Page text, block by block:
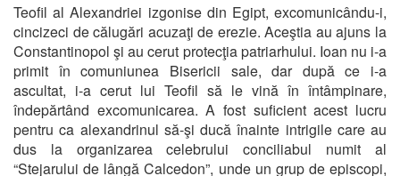
Teofil al Alexandriei izgonise din Egipt, excomunicându-i,
cincizeci de călugări acuzaţi de erezie. Aceştia au ajuns la
Constantinopol şi au cerut protecţia patriarhului. Ioan nu i-a
primit în comuniunea Bisericii sale, dar după ce i-a
ascultat, i-a cerut lui Teofil să le vină în întâmpinare,
îndepărtând excomunicarea. A fost suficient acest lucru
pentru ca alexandrinul să-şi ducă înainte intrigile care au
dus la organizarea celebrului conciliabul numit al
“Stejarului de lângă Calcedon”, unde un grup de episcopi,